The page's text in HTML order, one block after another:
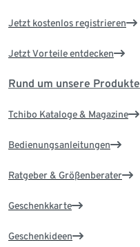
Jetzt kostenlos registrieren
Jetzt Vorteile entdecken
Rund um unsere Produkte
Tchibo Kataloge & Magazine
Bedienungsanleitungen
Ratgeber & Größenberater
Geschenkkarte
Geschenkideen